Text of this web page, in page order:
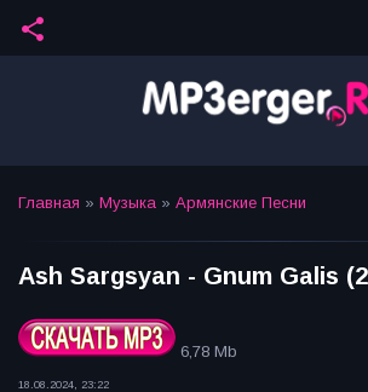
share
Главная » Музыка » Армянские Песни
Ash Sargsyan - Gnum Galis
6,78 Mb
18.08.2024, 23:22